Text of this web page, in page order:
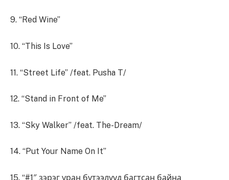
9. “Red Wine”
10. “This Is Love”
11. “Street Life” /feat. Pusha T/
12. “Stand in Front of Me”
13. “Sky Walker” /feat. The-Dream/
14. “Put Your Name On It”
15. “#1″ зэрэг уран бүтээлүүд багтсан байна